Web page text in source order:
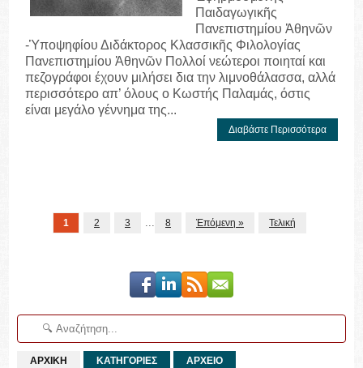
Παιδαγωγικῆς
Πανεπιστημίου Ἀθηνῶν
-Ὑποψηφίου Διδάκτορος Κλασσικῆς Φιλολογίας
Πανεπιστημίου Ἀθηνῶν Πολλοί νεώτεροι ποιηταί και
πεζογράφοι έχουν μιλήσει δια την λιμνοθάλασσα, αλλά
περισσότερο απ’ όλους ο Κωστής Παλαμάς, όστις
είναι μεγάλο γέννημα της...
Διαβάστε Περισσότερα
1 2 3 ... 8 Ἐπόμενη » Τελική
ΑΡΧΙΚΗ ΚΑΤΗΓΟΡΙΕΣ ΑΡΧΕΙΟ